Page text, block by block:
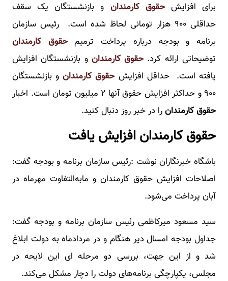
برای افزایشحقوق کارمندان و بازنشستگان یک سقف
حداقلی ۹۰۰ هزار تومانی لحاظ شده است. رئیس سازمان
برنامه و بودجه درباره پرداخت ترمیم حقوق کارمندان
توضیحاتی ارائه کرد. حقوق کارمندان و بازنشستگان افزایش
یافته است. حداقل افزایش حقوق کارمندان و بازنشستگان
۹۰۰ و حداکثر افزایش حقوق آنها ۲ میلیون تومان است. اخبار
حقوق کارمندانرا در خبر روز دنبال کنید.
حقوق کارمندان افزایش یافت
باشگاه خبرنگاران نوشت :رئیس سازمان برنامه و بودجه گفت:
اصلاحات افزایش حقوق کارمندان و مابه‌التفاوت مهرماه در
آبان پرداخت می‌شود.
سید مسعود میرکاظمی رئیس سازمان برنامه و بودجه گفت:
جداول بودجه امسال دیر هنگام و در مردادماه به دولت ابلاغ
شد و از این جهت، بررسی دو مرحله ای این لایحه در
مجلس، یکپارچگی برنامه‌های دولت را دچار مشکل می‌کند.